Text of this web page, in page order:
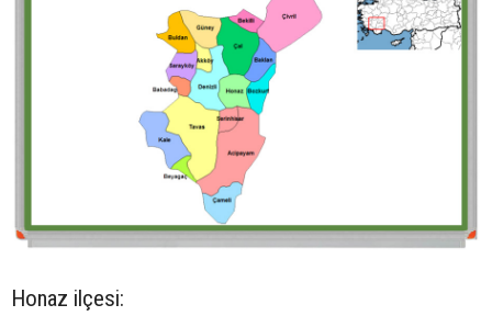
Honaz ilçesi: